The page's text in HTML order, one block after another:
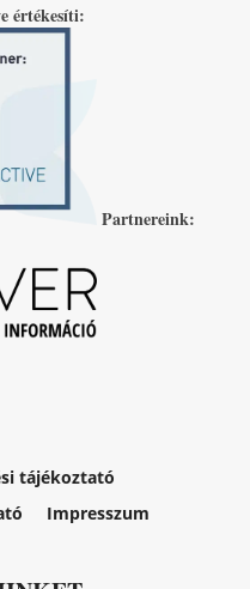
értékesíti:
Partnereink:
tájékoztató
Impresszum